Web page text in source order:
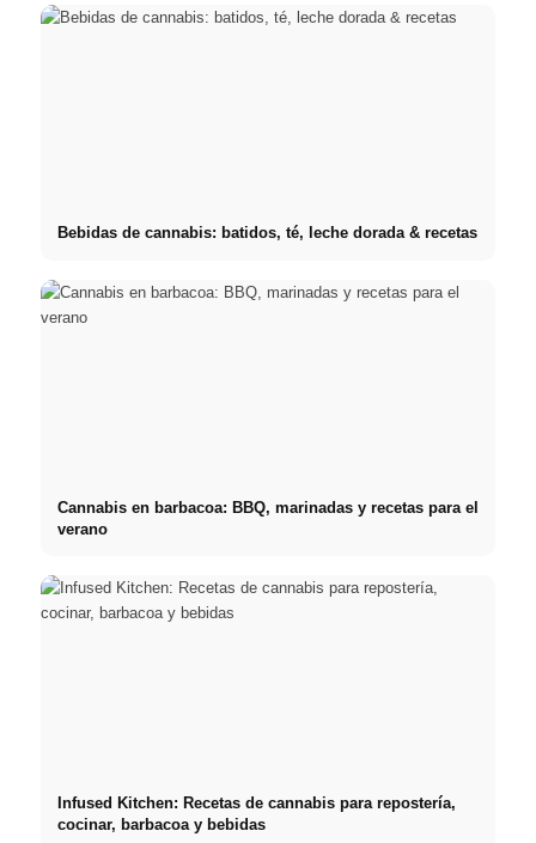
Bebidas de cannabis: batidos, té, leche dorada & recetas
Cannabis en barbacoa: BBQ, marinadas y recetas para el
verano
Infused Kitchen: Recetas de cannabis para repostería,
cocinar, barbacoa y bebidas